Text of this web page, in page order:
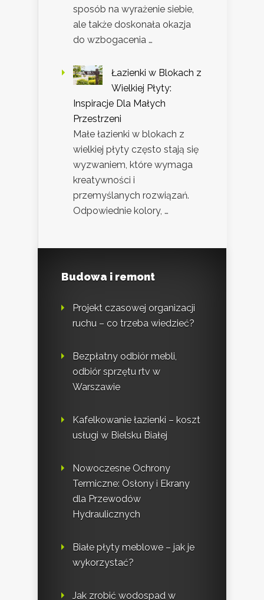
sposób na wyrażenie siebie,
ale także doskonała okazja
do wzbogacenia …
Łazienki w Blokach z
Wielkiej Płyty:
Inspiracje Dla Małych
Przestrzeni
Małe łazienki w blokach z
wielkiej płyty często stają się
wyzwaniem, które wymaga
kreatywności i
przemyślanych rozwiązań.
Odpowiednie kolory, …
Budowa i remont
Projekt czasowej organizacji
ruchu – co trzeba wiedzieć?
Bezpłatny odbiór mebli,
odbiór sprzętu rtv w
Warszawie
Kafelkowanie łazienki – koszt
usługi w Bielsku Białej
Nowoczesne Ochrony
Termiczne: Osłony i Ekrany
dla Przewodów
Hydraulicznych
Białe płyty meblowe – jak je
wykorzystać?
Jak zrobić wodospad w